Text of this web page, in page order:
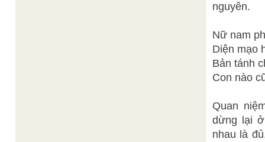
nguyên.
Nữ nam
Diện mạo
Bản tánh
Con nào
Quan
dừng lại
nhau là